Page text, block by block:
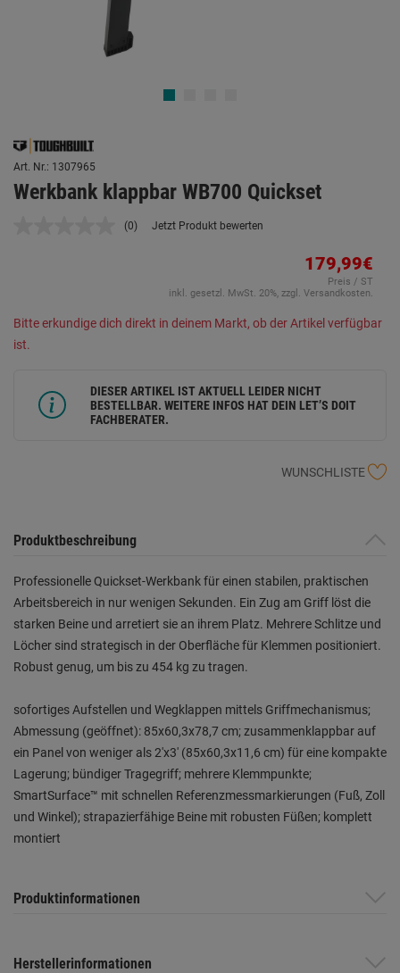
Art. Nr.: 1307965
Werkbank klappbar WB700 Quickset
Kein
derselben
(0) Jetzt Produkt bewerten
179,99€
Preis / ST
inkl. gesetzl. MwSt. 20%, zzgl. Versandkosten.
Bitte erkundige dich direkt in deinem Markt, ob der Artikel verfügbar
ist.
DIESER ARTIKEL IST AKTUELL LEIDER NICHT
BESTELLBAR. WEITERE INFOS HAT DEIN LET’S DOIT
FACHBERATER.
WUNSCHLISTE
Produktbeschreibung
Professionelle Quickset-Werkbank für einen stabilen, praktischen
Arbeitsbereich in nur wenigen Sekunden. Ein Zug am Griff löst die
starken Beine und arretiert sie an ihrem Platz. Mehrere Schlitze und
Löcher sind strategisch in der Oberfläche für Klemmen positioniert.
Robust genug, um bis zu 454 kg zu tragen.
sofortiges Aufstellen und Wegklappen mittels Griffmechanismus;
Abmessung (geöffnet): 85x60,3x78,7 cm; zusammenklappbar auf
ein Panel von weniger als 2'x3' (85x60,3x11,6 cm) für eine kompakte
Lagerung; bündiger Tragegriff; mehrere Klemmpunkte;
SmartSurface™ mit schnellen Referenzmessmarkierungen (Fuß, Zoll
und Winkel); strapazierfähige Beine mit robusten Füßen; komplett
montiert
Produktinformationen
Herstellerinformationen